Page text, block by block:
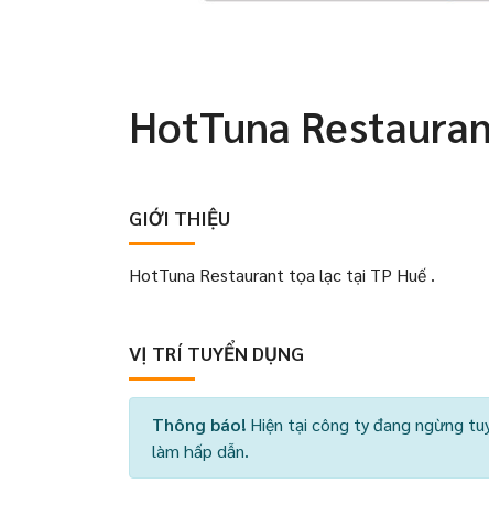
HotTuna
GIỚI THIỆU
HotTuna Restaurant tọa lạc tại TP Huế .
VỊ TRÍ TUYỂN DỤNG
Thông báo! Hiện tại công ty đang ngừng
làm hấp dẫn.